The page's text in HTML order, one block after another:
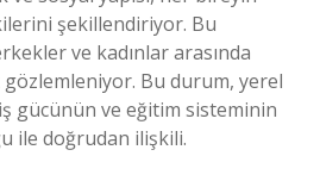
şekillendiriyor. Bu
ve kadınlar arasında
Bu durum, yerel
gücünün ve eğitim sisteminin
ile doğrudan ilişkili.